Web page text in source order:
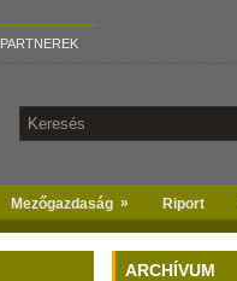
PARTNEREK
Mezőgazdaság » Riport
ARCHÍVUM